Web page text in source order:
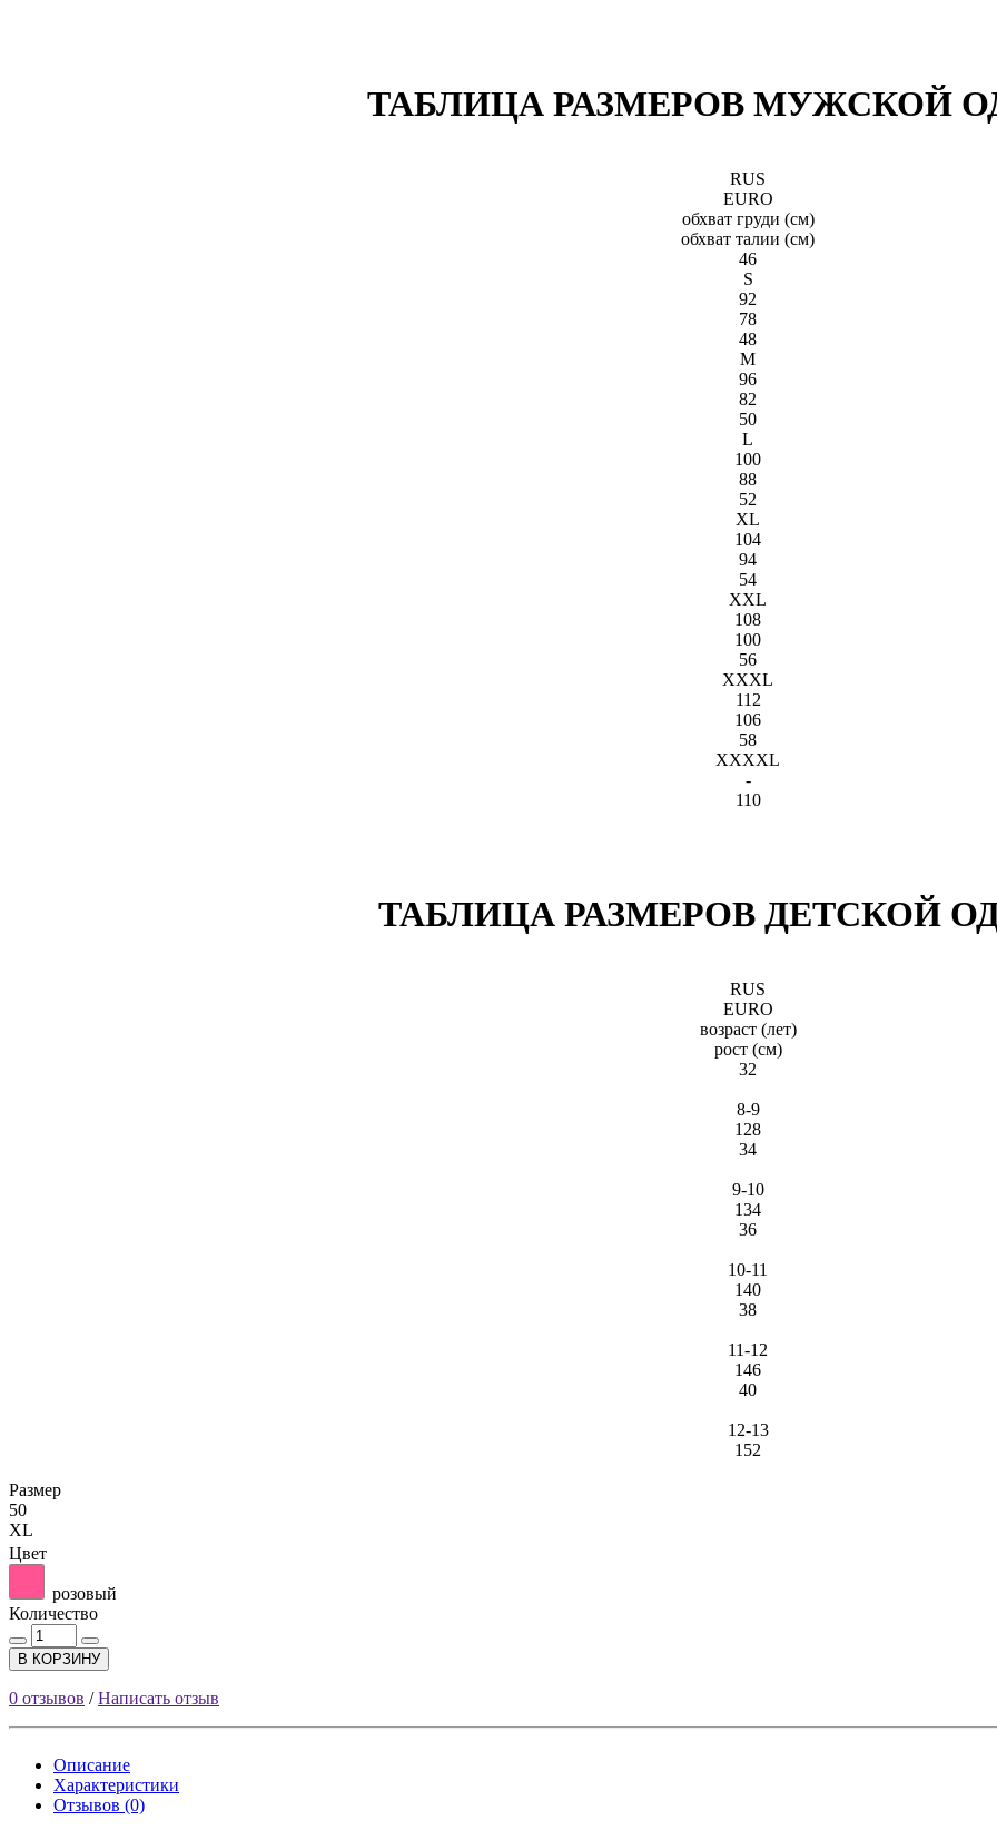
ТАБЛИЦА РАЗМЕРОВ МУЖСКОЙ
RUS
EURO
обхват груди (см)
обхват талии (см)
46
S
92
78
48
M
96
82
50
L
100
88
52
XL
104
94
54
XXL
108
100
56
XXXL
112
106
58
XXXXL
-
110
ТАБЛИЦА РАЗМЕРОВ ДЕТСКОЙ
RUS
EURO
возраст (лет)
рост (см)
32
8-9
128
34
9-10
134
36
10-11
140
38
11-12
146
40
12-13
152
Размер
50
XL
Цвет
розовый
Количество
В КОРЗИНУ
0 отзывов /Написать отзыв
Описание
Характеристики
Отзывов (0)